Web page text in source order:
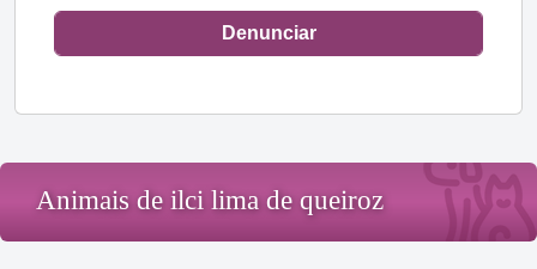
Denunciar
Animais de ilci lima de queiroz